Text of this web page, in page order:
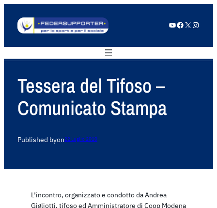
YouTube Facebook X Instagram
Tessera del Tifoso –
Comunicato Stampa
Published byon22 Luglio 2010
L’incontro, organizzato e condotto da Andrea
Gigliotti, tifoso ed Amministratore di Coop Modena